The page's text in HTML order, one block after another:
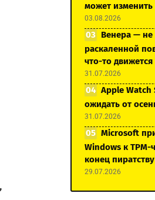
может
03.08.2026
Венера — не
раскаленной
что-то движется
31.07.2026
Apple Watch
ожидать от
31.07.2026
Microsoft
Windows к
конец пиратству
29.07.2026